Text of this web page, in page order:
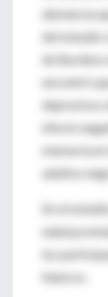
demencia
del estudio
de
encontró
depresivos
efecto
memoria
adultos
En el
edad
los
blancos.